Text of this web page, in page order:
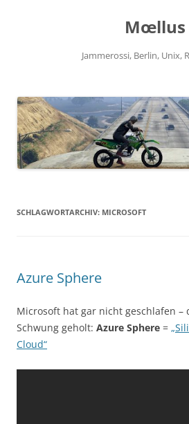
Mœllus
Jammerossi, Berlin, Unix,
SCHLAGWORTARCHIV: MICROSOFT
Azure Sphere
Microsoft hat gar nicht geschlafen –
Schwung geholt: Azure Sphere =
Cloud“